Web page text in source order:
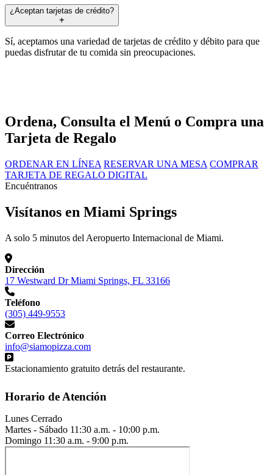
¿Aceptan tarjetas de crédito?
Sí, aceptamos una variedad de tarjetas de crédito y débito para que
puedas disfrutar de tu comida sin preocupaciones.
Ordena, Consulta el Menú o Compra una
Tarjeta de Regalo
ORDENAR EN LÍNEA RESERVAR UNA MESA COMPRAR
TARJETA DE REGALO DIGITAL
Encuéntranos
Visítanos en Miami Springs
A solo 5 minutos del Aeropuerto Internacional de Miami.
Dirección
17 Westward Dr Miami Springs, FL 33166
Teléfono
(305) 449-9553
Correo Electrónico
info@siamopizza.com
Estacionamiento gratuito detrás del restaurante.
Horario de Atención
Lunes Cerrado
Martes - Sábado 11:30 a.m. - 10:00 p.m.
Domingo 11:30 a.m. - 9:00 p.m.